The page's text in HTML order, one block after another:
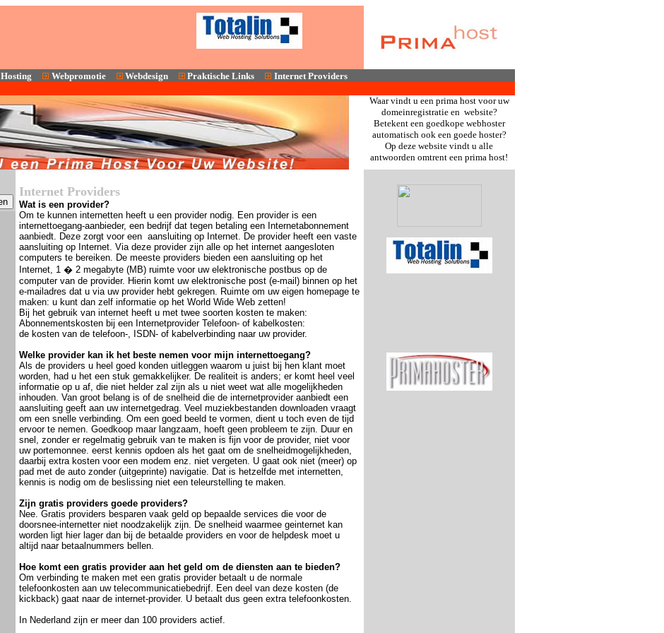
Hosting Webpromotie Webdesign Praktische Links Internet Providers
Waar vindt u een prima host voor uw
domeinregistratie en website?
Betekent een goedkope webhoster
automatisch ook een goede hoster?
Op deze website vindt u alle
antwoorden omtrent een prima host!
Internet Providers
Wat is een provider?
Om te kunnen internetten heeft u een provider nodig. Een provider is een
internettoegang-aanbieder, een bedrijf dat tegen betaling een Internetabonnement
aanbiedt. Deze zorgt voor een aansluiting op Internet. De provider heeft een vaste
aansluiting op Internet. Via deze provider zijn alle op het internet aangesloten
computers te bereiken. De meeste providers bieden een aansluiting op het
Internet, 1 � 2 megabyte (MB) ruimte voor uw elektronische postbus op de
computer van de provider. Hierin komt uw elektronische post (e-mail) binnen op het
e-mailadres dat u via uw provider hebt gekregen. Ruimte om uw eigen homepage te
maken: u kunt dan zelf informatie op het World Wide Web zetten!
Bij het gebruik van internet heeft u met twee soorten kosten te maken:
Abonnementskosten bij een Internetprovider Telefoon- of kabelkosten:
de kosten van de telefoon-, ISDN- of kabelverbinding naar uw provider.
Welke provider kan ik het beste nemen voor mijn internettoegang?
Als de providers u heel goed konden uitleggen waarom u juist bij hen klant moet
worden, had u het een stuk gemakkelijker. De realiteit is anders; er komt heel veel
informatie op u af, die niet helder zal zijn als u niet weet wat alle mogelijkheden
inhouden. Van groot belang is of de snelheid die de internetprovider aanbiedt een
aansluiting geeft aan uw internetgedrag. Veel muziekbestanden downloaden vraagt
om een snelle verbinding. Om een goed beeld te vormen, dient u toch even de tijd
ervoor te nemen. Goedkoop maar langzaam, hoeft geen probleem te zijn. Duur en
snel, zonder er regelmatig gebruik van te maken is fijn voor de provider, niet voor
uw portemonnee. eerst kennis opdoen als het gaat om de snelheidmogelijkheden,
daarbij extra kosten voor een modem enz. niet vergeten. U gaat ook niet (meer) op
pad met de auto zonder (uitgeprinte) navigatie. Dat is hetzelfde met internetten,
kennis is nodig om de beslissing niet een teleurstelling te maken.
Zijn gratis providers goede providers?
Nee. Gratis providers besparen vaak geld op bepaalde services die voor de
doorsnee-internetter niet noodzakelijk zijn. De snelheid waarmee geinternet kan
worden ligt hier lager dan bij de betaalde providers en voor de helpdesk moet u
altijd naar betaalnummers bellen.
Hoe komt een gratis provider aan het geld om de diensten aan te bieden?
Om verbinding te maken met een gratis provider betaalt u de normale
telefoonkosten aan uw telecommunicatiebedrijf. Een deel van deze kosten (de
kickback) gaat naar de internet-provider. U betaalt dus geen extra telefoonkosten.
In Nederland zijn er meer dan 100 providers actief.